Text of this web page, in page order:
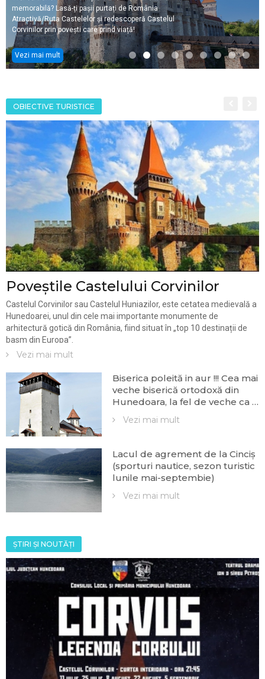
memorabilă? Lasă-ți pașii purtați de România
Atractivă/Ruta Castelelor și redescoperă Castelul
Corvinilor prin povești care prind viață!
Vezi mai mult
OBIECTIVE TURISTICE
Poveștile Castelului Corvinilor
Castelul Corvinilor sau Castelul Huniazilor, este cetatea medievală a
Hunedoarei, unul din cele mai importante monumente de
arhitectură gotică din România, fiind situat în „top 10 destinații de
basm din Europa”.
Vezi mai mult
Biserica poleită in aur !!! Cea mai
veche biserică ortodoxă din
Hunedoara, la fel de veche ca și
Castelul Corvinilor. Cum au
contribuit sârbii, grecii şi românii
Nicolae”
Vezi mai mult
Lacul de agrement de la Cinciș
(sporturi nautice, sezon turistic
lunile mai-septembie)
Vezi mai mult
ȘTIRI ȘI NOUTĂȚI